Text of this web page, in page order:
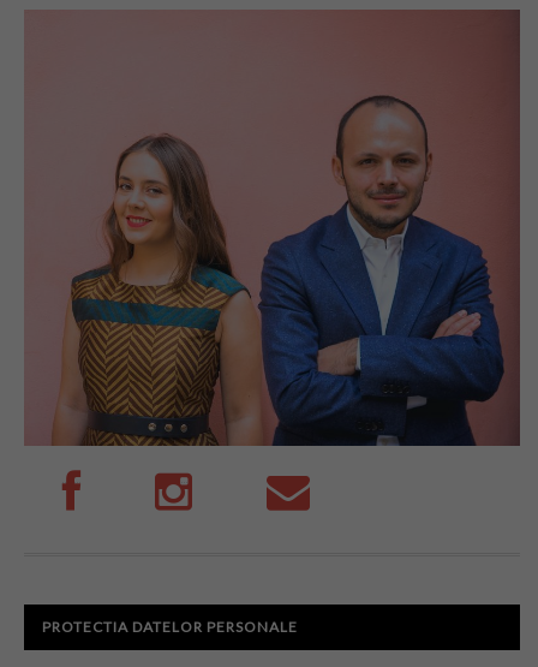
PROTECTIA DATELOR PERSONALE